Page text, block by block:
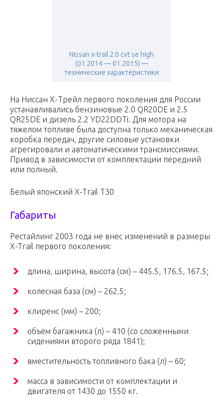
Nissan x-trail 2.0 cvt se high
(01.2014 — 01.2015) —
технические характеристики
На Ниссан Х-Трейл первого поколения для России
устанавливались бензиновые 2.0 QR20DE и 2.5
QR25DE и дизель 2.2 YD22DDTi. Для мотора на
тяжелом топливе была доступна только механическая
коробка передач, другие силовые установки
агрегировали и автоматическими трансмиссиями.
Привод в зависимости от комплектации передний
или полный.
Белый японский X-Trail T30
Габариты
Рестайлинг 2003 года не внес изменений в размеры
X-Trail первого поколения:
длина, ширина, высота (см) – 445.5, 176.5, 167.5;
колесная база (см) – 262.5;
клиренс (мм) – 200;
объем багажника (л) – 410 (со сложенными
сидениями второго ряда 1841);
вместительность топливного бака (л) – 60;
масса в зависимости от комплектации и
двигателя от 1430 до 1550 кг.